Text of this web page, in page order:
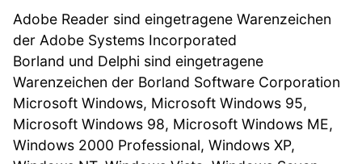
Adobe Reader sind eingetragene Warenzeichen
der Adobe Systems Incorporated
Borland und Delphi sind eingetragene
Warenzeichen der Borland Software Corporation
Microsoft Windows, Microsoft Windows 95,
Microsoft Windows 98, Microsoft Windows ME,
Windows 2000 Professional, Windows XP,